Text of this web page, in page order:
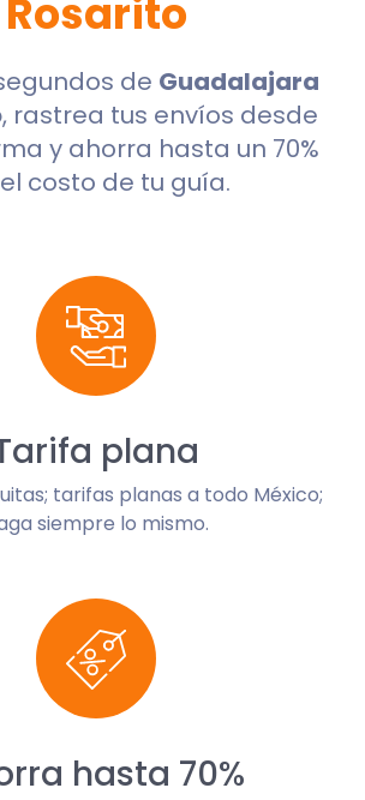
Rosarito
de Guadalajara
, rastrea tus envíos desde
y ahorra hasta un 70%
costo de tu guía.
plana
tarifas planas a todo México;
siempre lo mismo.
hasta 70%